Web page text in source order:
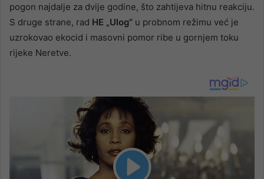
pogon najdalje za dvije godine, što zahtijeva hitnu reakciju.
S druge strane, rad HE „Ulog“ u probnom režimu već je
uzrokovao ekocid i masovni pomor ribe u gornjem toku
rijeke Neretve.